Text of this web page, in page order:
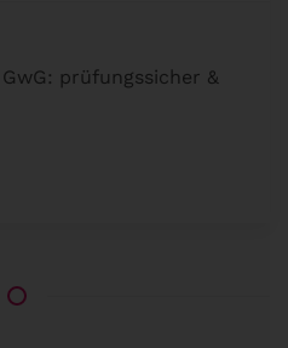
prüfungssicher &